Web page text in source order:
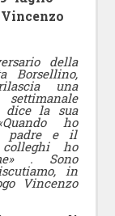
della
Borsellino,
una
dice la sua
ho
padre e il
ho
. Sono
in
Vincenzo